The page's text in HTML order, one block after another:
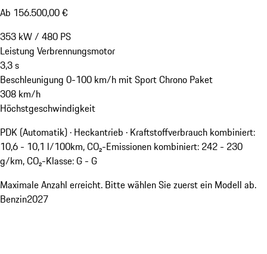
Ab 156.500,00 €
353 kW/ 480 PS
Leistung Verbrennungsmotor
3,3s
Beschleunigung 0-100 km/h mit Sport Chrono Paket
308 km/h
Höchstgeschwindigkeit
PDK (Automatik) · Heckantrieb · Kraftstoffverbrauch kombiniert:
10,6 - 10,1 l/100km, CO₂-Emissionen kombiniert: 242 - 230
g/km, CO₂-Klasse: G - G
Maximale Anzahl erreicht. Bitte wählen Sie zuerst ein Modell ab.
Benzin2027